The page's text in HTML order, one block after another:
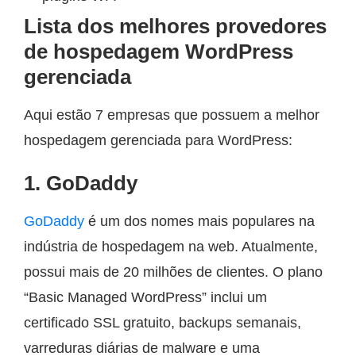
Lista dos melhores provedores
de hospedagem WordPress
gerenciada
Aqui estão 7 empresas que possuem a melhor
hospedagem gerenciada para WordPress:
1. GoDaddy
GoDaddy é um dos nomes mais populares na
indústria de hospedagem na web. Atualmente,
possui mais de 20 milhões de clientes. O plano
“Basic Managed WordPress” inclui um
certificado SSL gratuito, backups semanais,
varreduras diárias de malware e uma